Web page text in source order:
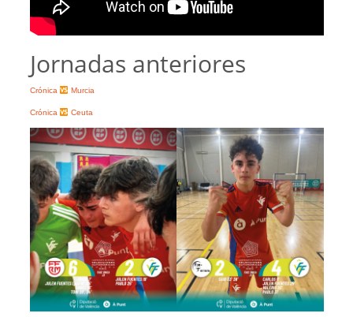
Jornadas anteriores
Crónica Murcia
Crónica Ceuta